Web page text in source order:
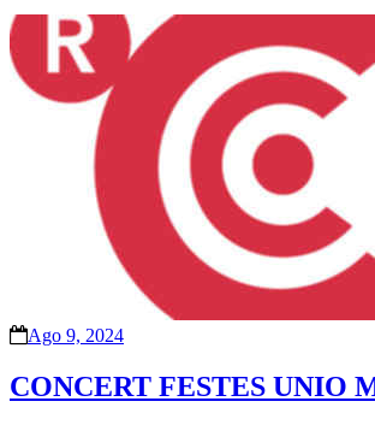
Ago 9, 2024
CONCERT FESTES UNIO